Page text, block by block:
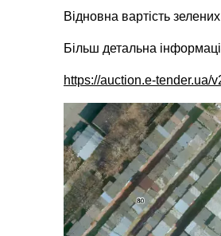
Відновна вартість
Більш детальна
https://auction.e-tender.ua/